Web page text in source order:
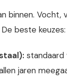
binnen. Vocht,
beste keuzes:
standaard
jaren